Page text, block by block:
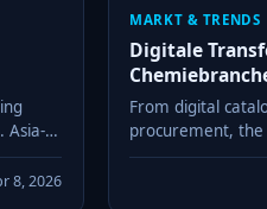
Asia-
8, 2026
MARKT & TRENDS
Digitale
From digital
procurement, the
undergoing a
and sellers find